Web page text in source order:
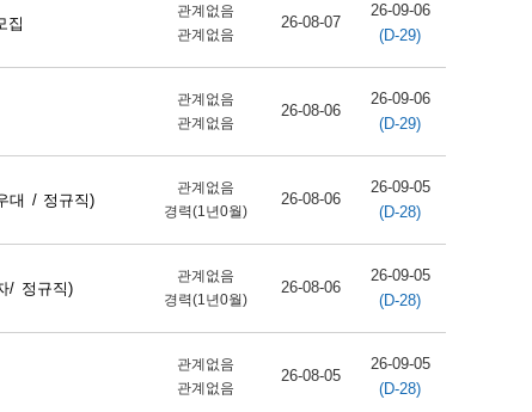
집
관계없음
관계없음
26-08-07
26-09-06
(D-29)
관계없음
관계없음
26-08-06
26-09-06
(D-29)
대 / 정규직)
관계없음
경력(1년0월)
26-08-06
26-09-05
(D-28)
/ 정규직)
관계없음
경력(1년0월)
26-08-06
26-09-05
(D-28)
관계없음
관계없음
26-08-05
26-09-05
(D-28)